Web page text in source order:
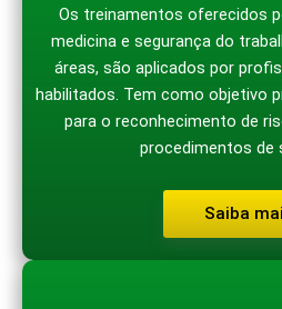
Os treinamentos oferecidos
medicina e segurança do
áreas, são aplicados por
habilitados. Tem como objetivo
para o reconhecimento de
procedimentos de
Saiba